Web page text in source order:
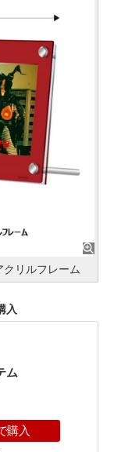
リルフレーム
入
ム
購入